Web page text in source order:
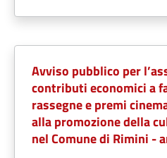
Avviso pubblico per
contributi economici a
rassegne e premi
alla promozione della
nel Comune di Rimini -